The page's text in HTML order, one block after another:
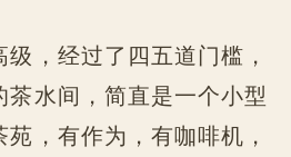
，经过了四五道门槛，
水间，简直是一个小型
，有作为，有咖啡机，